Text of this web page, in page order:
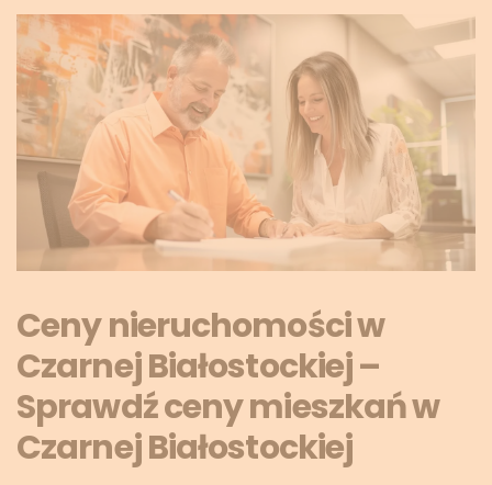
Ceny nieruchomości w
Czarnej Białostockiej –
Sprawdź ceny mieszkań w
Czarnej Białostockiej